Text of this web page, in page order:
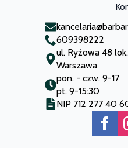
609398222
ul. Ryżowa 48
Warszawa
pon. - czw. 9-17
pt. 9-15:30
NIP 712 277 40